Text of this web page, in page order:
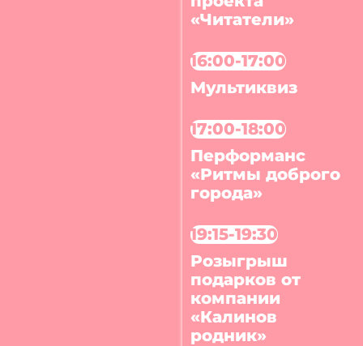
«Читатели»
16:00-17:00
Мультиквиз
17:00-18:00
Перформанс
«Ритмы доброго
города»
19:15-19:30
Розыгрыш
подарков от
компании
«Калинов
родник»